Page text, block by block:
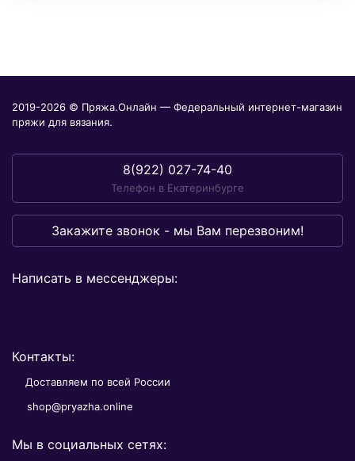
2019-2026 © Пряжа.Онлайн — Федеральный интернет-магазин
пряжи для вязания.
8(922) 027-74-40
Телефон в Екатеринбурге
Закажите звонок - мы Вам перезвоним!
Написать в мессенджеры:
Контакты:
Доставляем по всей России
shop@pryazha.online
Мы в социальных сетях: